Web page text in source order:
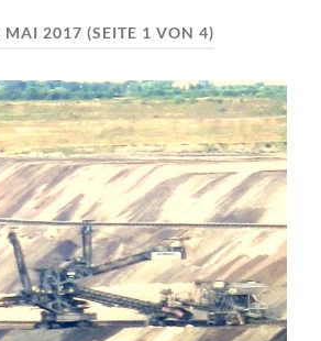
MAI 2017 (SEITE 1 VON 4)